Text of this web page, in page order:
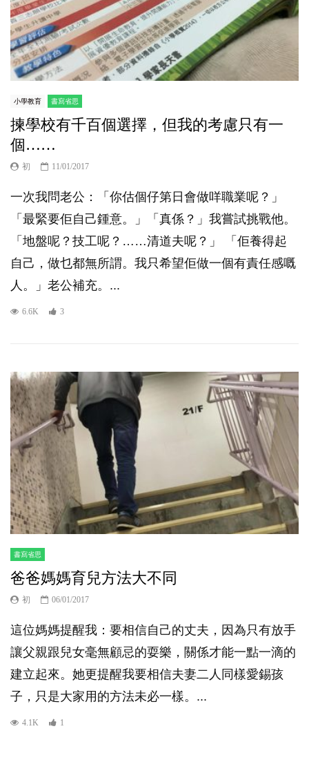
小學教育 書寫省思
揀學校有千百個選擇，但我的考慮只有一
個……
初 11/01/2017
一次我問老公：「你估個仔第日會做咩職業呢？」
「最緊要佢自己鍾意。」「真係？」我嘗試挑戰他。
「地盤呢？技工呢？……清道夫呢？」 「佢養得起
自己，做乜都無所謂。我只希望佢做一個有責任感嘅
人。」老公補充。...
6.6K 3
書寫省思
爸爸媽媽育兒方法大不同
初 06/01/2017
這位媽媽提醒我：要相信自己的丈夫，因為只有放手
讓父親跟兒女毫無顧忌的耍樂，關係才能一點一滴的
建立起來。她更提醒我要相信夫妻二人同樣愛錫孩
子，只是大家用的方法未必一樣。...
4.1K 1